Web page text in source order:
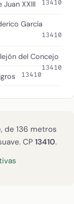
Juan XXIII 13410
García
13410
del Concejo
13410
13410
de 136 metros
CP 13410.